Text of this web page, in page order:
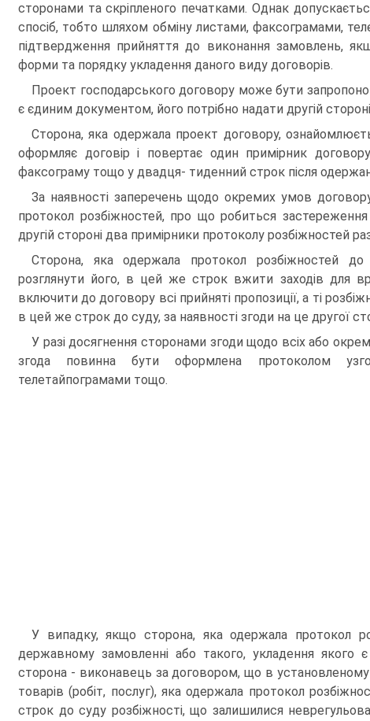
сторонами та скріпленого печатками. Однак
спосіб, тобто шляхом обміну листами, факсограмами,
підтвердження прийняття до виконання замовлень,
форми та порядку укладення даного виду договорів.
Проект господарського договору може бути
є єдиним документом, його потрібно надати другій
Сторона, яка одержала проект договору,
оформляє договір і повертає один примірник
факсограму тощо у двадця- тиденний строк після
За наявності заперечень щодо окремих умов
протокол розбіжностей, про що робиться
другій стороні два примір­ники протоколу розбіжностей
Сторона, яка одержала протокол розбіжностей
розглянути його, в цей же строк вжити заходів для
включити до договору всі прийня­ті пропозиції, а ті
в цей же строк до суду, за наявності згоди на це другої
У разі досягнення сторонами згоди щодо всіх або
згода повинна бути оформлена протоколом
телетайпограмами тощо.
У випадку, якщо сторона, яка одержала протокол
державному замовленні або такого, укладення якого
сторона - виконавець за дого­вором, що в
товарів (робіт, послуг), яка одержала про­токол
строк до суду розбіжності, що залишилися